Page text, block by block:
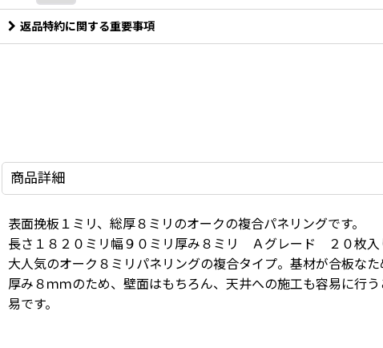
返品特約に関する重要事項
商品詳細
表面挽板１ミリ、総厚８ミリのオークの複合パネリングです。
長さ１８２０ミリ幅９０ミリ厚み８ミリ Ａグレード ２０枚入
大人気のオーク８ミリパネリングの複合タイプ。基材が合板な
厚み８ｍｍのため、壁面はもちろん、天井への施工も容易に行
易です。